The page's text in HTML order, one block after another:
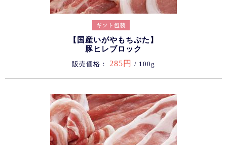
【国産いがやもちぶた】
豚ヒレブロック
販売価格： 285円 / 100g